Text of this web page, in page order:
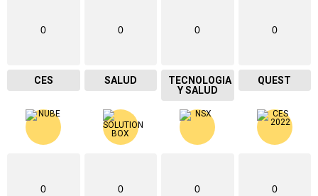
0
CES
0
SALUD
0
TECNOLOGIA
Y SALUD
0
QUEST
0 0 0 0